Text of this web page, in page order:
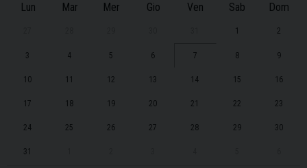
Lun Mar Mer Gio Ven Sab Dom
1 2
3 4 5 6 7 8 9
10 11 12 13 14 15 16
17 18 19 20 21 22 23
24 25 26 27 28 29 30
31